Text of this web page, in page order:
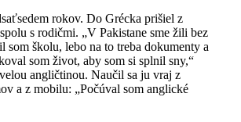
rokov. Do Grécka prišiel z
s rodičmi. „V Pakistane sme žili bez
som školu, lebo na to treba dokumenty a
som život, aby som si splnil sny,“
angličtinou. Naučil sa ju vraj z
a z mobilu: „Počúval som anglické